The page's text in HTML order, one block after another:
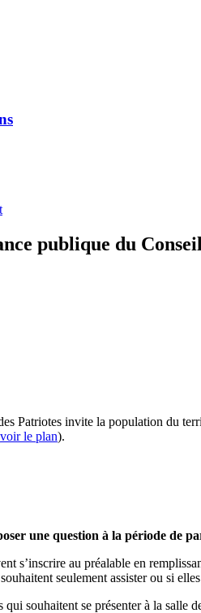
publique du
Patriotes invite la population du
voir le plan).
une question à la période de
s’inscrire au préalable en
seulement assister ou si
qui souhaitent se présenter à la salle